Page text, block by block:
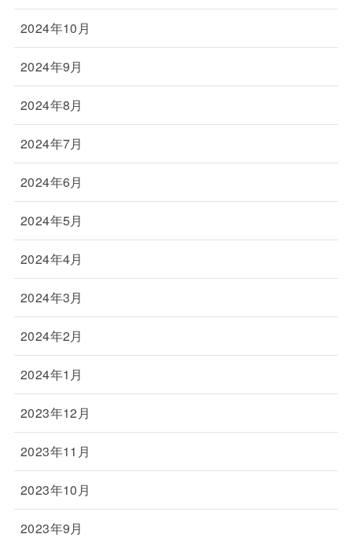
2024年10月
2024年9月
2024年8月
2024年7月
2024年6月
2024年5月
2024年4月
2024年3月
2024年2月
2024年1月
2023年12月
2023年11月
2023年10月
2023年9月